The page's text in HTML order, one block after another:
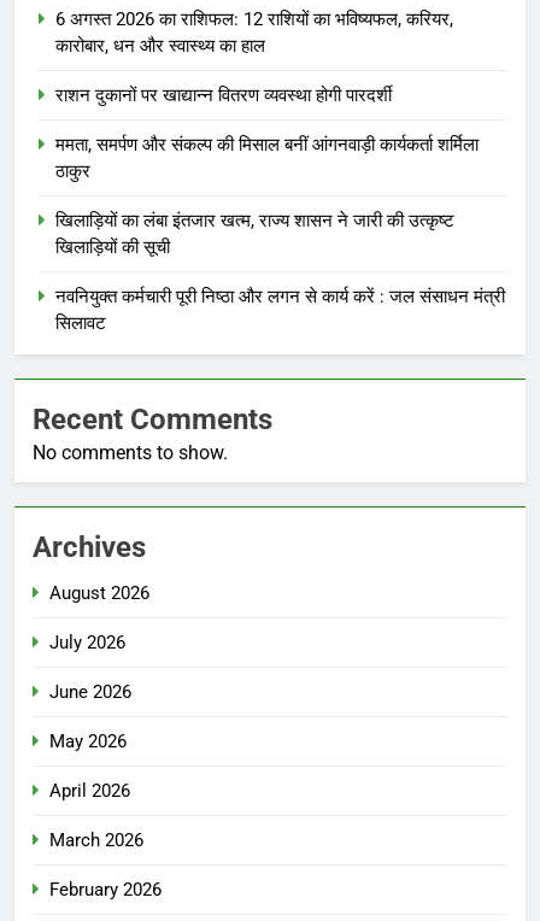
6 अगस्त 2026 का राशिफल: 12 राशियों का भविष्यफल, करियर,
कारोबार, धन और स्वास्थ्य का हाल
राशन दुकानों पर खाद्यान्न वितरण व्यवस्था होगी पारदर्शी
ममता, समर्पण और संकल्प की मिसाल बनीं आंगनवाड़ी कार्यकर्ता शर्मिला
ठाकुर
खिलाड़ियों का लंबा इंतजार खत्म, राज्य शासन ने जारी की उत्कृष्ट
खिलाड़ियों की सूची
नवनियुक्त कर्मचारी पूरी निष्ठा और लगन से कार्य करें : जल संसाधन मंत्री
सिलावट
Recent Comments
No comments to show.
Archives
August 2026
July 2026
June 2026
May 2026
April 2026
March 2026
February 2026